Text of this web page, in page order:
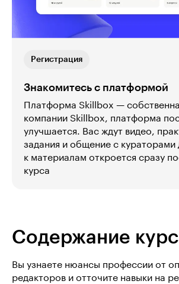
Регистрация
Знакомитесь с платформой
Платформа Skillbox —
компании Skillbox, платформа
улучшается. Вас ждут видео,
задания и общение с кураторами
к материалам откроется сразу
курса
Содержание
Вы узнаете нюансы профессии от
редакторов и отточите навыки на